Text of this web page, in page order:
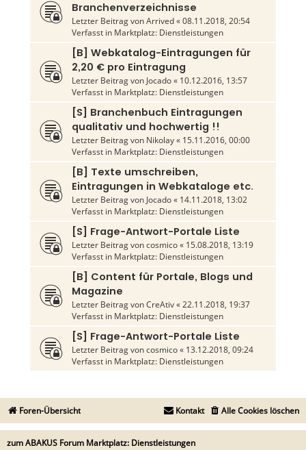
Branchenverzeichnisse
Letzter Beitrag vonArrived«08.11.2018, 20:54
Verfasst in Marktplatz: Dienstleistungen
[B] Webkatalog-Eintragungen für
2,20 € pro Eintragung
Letzter Beitrag vonJocado« 10.12.2016, 13:57
Verfasst in Marktplatz: Dienstleistungen
[S] Branchenbuch Eintragungen
qualitativ und hochwertig !!
Letzter Beitrag von Nikolay« 15.11.2016, 00:00
Verfasst in Marktplatz: Dienstleistungen
[B] Texte umschreiben,
Eintragungen in Webkataloge etc.
Letzter Beitrag vonJocado« 14.11.2018, 13:02
Verfasst in Marktplatz: Dienstleistungen
[S] Frage-Antwort-Portale Liste
Letzter Beitrag voncosmico« 15.08.2018, 13:19
Verfasst in Marktplatz: Dienstleistungen
[B] Content für Portale, Blogs und
Magazine
Letzter Beitrag vonCreAtiv«22.11.2018, 19:37
Verfasst in Marktplatz: Dienstleistungen
[S] Frage-Antwort-Portale Liste
Letzter Beitrag voncosmico« 13.12.2018, 09:24
Verfasst in Marktplatz: Dienstleistungen
Foren-Übersicht Alle Cookies löschen
Kontakt
zum ABAKUS Forum Marktplatz: Dienstleistungen